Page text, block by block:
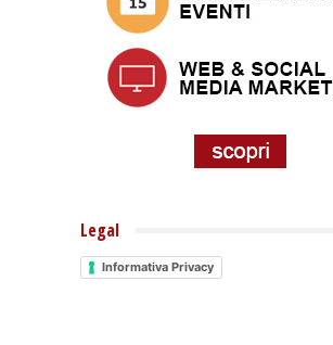
Legal
Informativa Privacy